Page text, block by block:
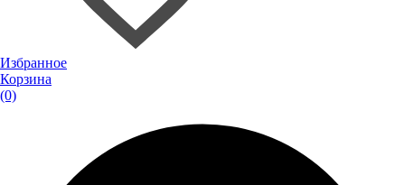
Избранное
Корзина
(0)